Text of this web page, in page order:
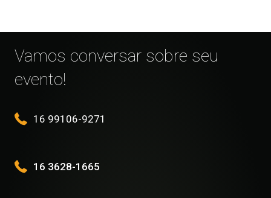
Vamos conversar sobre seu
evento!
16 99106-9271
16 3628-1665